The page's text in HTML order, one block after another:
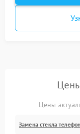
Цены
Замена стекла